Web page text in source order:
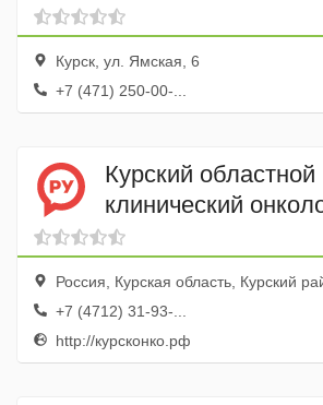
Курск, ул. Ямская, 6
+7 (471) 250-00-...
Курский областной
клинический
диспансер
Россия, Курская область, Курский район, Рыжковский сельский совет,
+7 (4712) 31-93-...
http://курсконко.рф